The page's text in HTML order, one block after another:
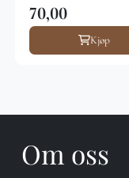
70,00
Kjøp
Om oss